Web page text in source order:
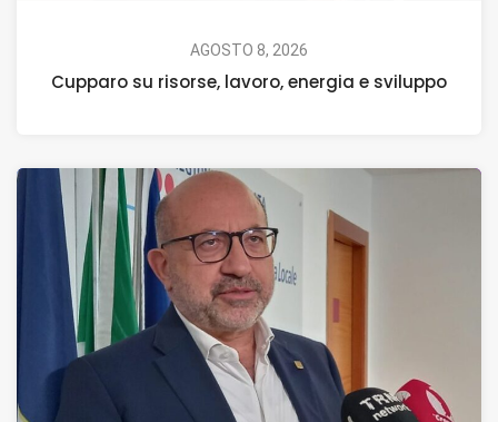
AGOSTO 8, 2026
Cupparo su risorse, lavoro, energia e sviluppo